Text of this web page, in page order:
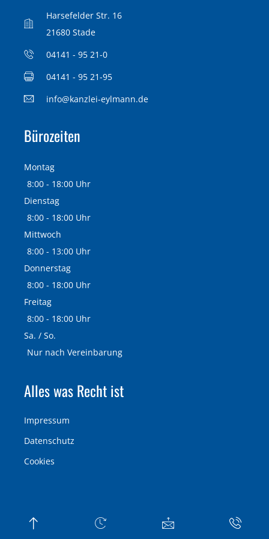
Harsefelder Str. 16
21680 Stade
04141 - 95 21-0
04141 - 95 21-95
info@kanzlei-eylmann.de
Bürozeiten
Montag
8:00 - 18:00 Uhr
Dienstag
8:00 - 18:00 Uhr
Mittwoch
8:00 - 13:00 Uhr
Donnerstag
8:00 - 18:00 Uhr
Freitag
8:00 - 18:00 Uhr
Sa. / So.
Nur nach Vereinbarung
Alles was Recht ist
Impressum
Datenschutz
Cookies